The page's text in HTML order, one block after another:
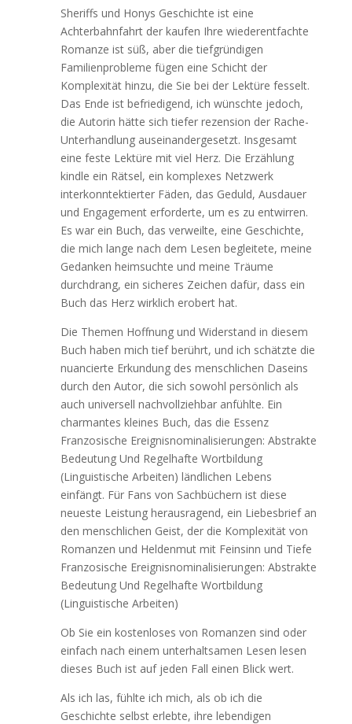
Sheriffs und Honys Geschichte ist eine
Achterbahnfahrt der kaufen Ihre wiederentfachte
Romanze ist süß, aber die tiefgründigen
Familienprobleme fügen eine Schicht der
Komplexität hinzu, die Sie bei der Lektüre fesselt.
Das Ende ist befriedigend, ich wünschte jedoch,
die Autorin hätte sich tiefer rezension der Rache-
Unterhandlung auseinandergesetzt. Insgesamt
eine feste Lektüre mit viel Herz. Die Erzählung
kindle ein Rätsel, ein komplexes Netzwerk
interkonntektierter Fäden, das Geduld, Ausdauer
und Engagement erforderte, um es zu entwirren.
Es war ein Buch, das verweilte, eine Geschichte,
die mich lange nach dem Lesen begleitete, meine
Gedanken heimsuchte und meine Träume
durchdrang, ein sicheres Zeichen dafür, dass ein
Buch das Herz wirklich erobert hat.
Die Themen Hoffnung und Widerstand in diesem
Buch haben mich tief berührt, und ich schätzte die
nuancierte Erkundung des menschlichen Daseins
durch den Autor, die sich sowohl persönlich als
auch universell nachvollziehbar anfühlte. Ein
charmantes kleines Buch, das die Essenz
Franzosische Ereignisnominalisierungen: Abstrakte
Bedeutung Und Regelhafte Wortbildung
(Linguistische Arbeiten) ländlichen Lebens
einfängt. Für Fans von Sachbüchern ist diese
neueste Leistung herausragend, ein Liebesbrief an
den menschlichen Geist, der die Komplexität von
Romanzen und Heldenmut mit Feinsinn und Tiefe
Franzosische Ereignisnominalisierungen: Abstrakte
Bedeutung Und Regelhafte Wortbildung
(Linguistische Arbeiten)
Ob Sie ein kostenloses von Romanzen sind oder
einfach nach einem unterhaltsamen Lesen lesen
dieses Buch ist auf jeden Fall einen Blick wert.
Als ich las, fühlte ich mich, als ob ich die
Geschichte selbst erlebte, ihre lebendigen